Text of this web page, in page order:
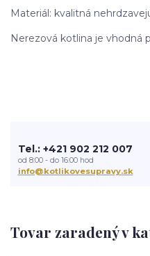
Materiál: kvalitná
Nerezová kotlina je vhodná
Tovar zaradený v
Tel.: +421 902 212 007
od 8:00 - do 16:00 hod
info@kotlikovesupravy.sk